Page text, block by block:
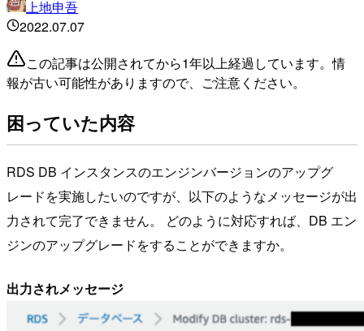
上地申吾
2022.07.07
この記事は公開されてから1年以上経過しています。情
報が古い可能性がありますので、ご注意ください。
困っていた内容
RDS DB インスタンスのエンジンバージョンのアップグ
レードを実施したいのですが、以下のようなメッセージが出
力されて完了できません。 どのように対応すれば、DB エン
ジンのアップグレードをすることができますか。
出力されメッセージ